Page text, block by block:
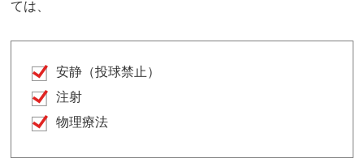
ては、
安静（投球禁止）
注射
物理療法